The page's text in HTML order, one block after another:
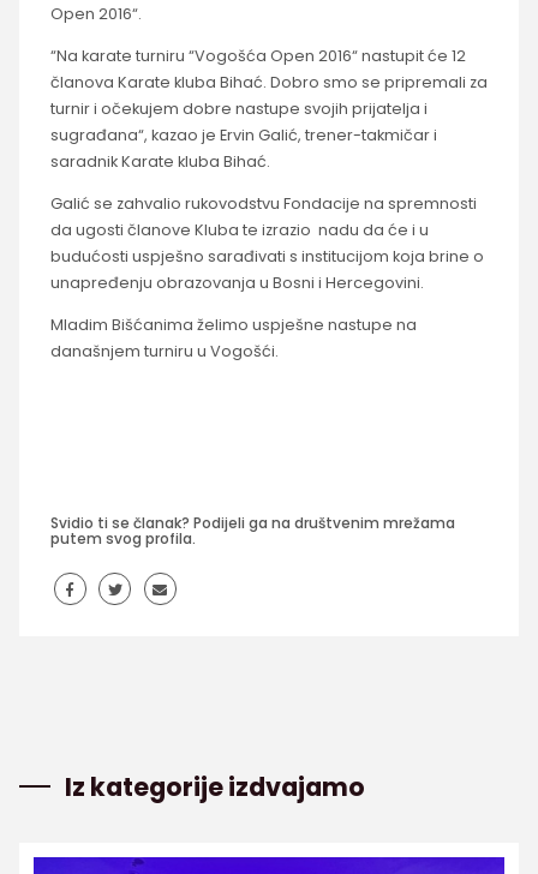
Open 2016“.
“Na karate turniru “Vogošća Open 2016“ nastupit će 12
članova Karate kluba Bihać. Dobro smo se pripremali za
turnir i očekujem dobre nastupe svojih prijatelja i
sugrađana“, kazao je Ervin Galić, trener-takmičar i
saradnik Karate kluba Bihać.
Galić se zahvalio rukovodstvu Fondacije na spremnosti
da ugosti članove Kluba te izrazio nadu da će i u
budućosti uspješno sarađivati s institucijom koja brine o
unapređenju obrazovanja u Bosni i Hercegovini.
Mladim Bišćanima želimo uspješne nastupe na
današnjem turniru u Vogošći.
Svidio ti se članak? Podijeli ga na društvenim mrežama
putem svog profila.
Iz kategorije izdvajamo